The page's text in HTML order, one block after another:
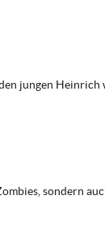
jungen
sondern